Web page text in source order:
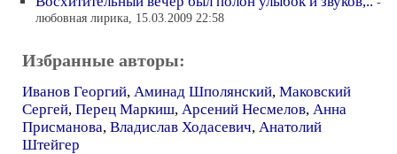
любовная лирика, 15.03.2009 22:58
Избранные авторы:
Иванов Георгий, Аминад Шполянский, Маковский
Сергей, Перец Маркиш, Арсений Несмелов, Анна
Присманова, Владислав Ходасевич, Анатолий
Штейгер